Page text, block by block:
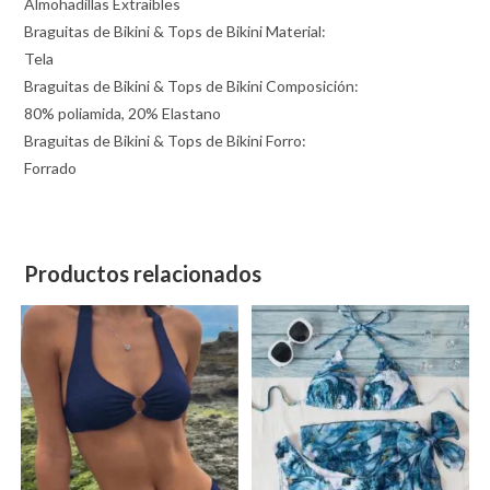
Almohadillas Extraíbles
Braguitas de Bikini & Tops de Bikini Material:
Tela
Braguitas de Bikini & Tops de Bikini Composición:
80% poliamida, 20% Elastano
Braguitas de Bikini & Tops de Bikini Forro:
Forrado
Productos relacionados